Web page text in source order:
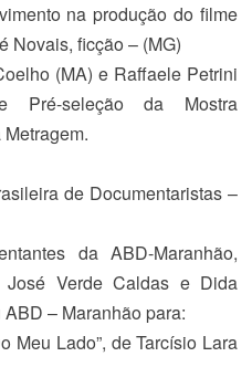
na produção do filme
Novais, ficção – (MG)
(MA) e Raffaele Petrini
Pré-seleção da Mostra
de Documentaristas –
da ABD-Maranhão,
José Verde Caldas e Dida
– Maranhão para:
Meu Lado”, de Tarcísio Lara